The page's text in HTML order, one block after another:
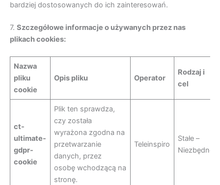
bardziej dostosowanych do ich zainteresowań.
7. Szczegółowe informacje o używanych przez nas
plikach cookies:
Nazwa
pliku
cookie
Opis pliku Operator
Rodzaj i
cel
ct-
ultimate-
gdpr-
cookie
Plik ten sprawdza,
czy została
wyrażona zgodna na
przetwarzanie
danych, przez
osobę wchodzącą na
stronę.
Teleinspiro
Stałe –
Niezbędne